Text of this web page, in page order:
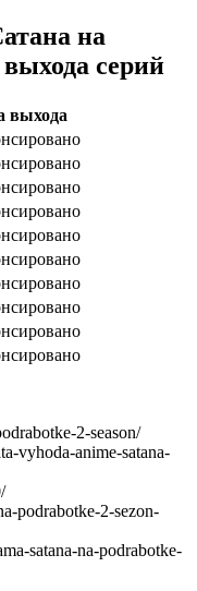
на
выхода серий
выхода
2-season/
vyhoda-anime-satana-
podrabotke-2-sezon-
satana-na-podrabotke-